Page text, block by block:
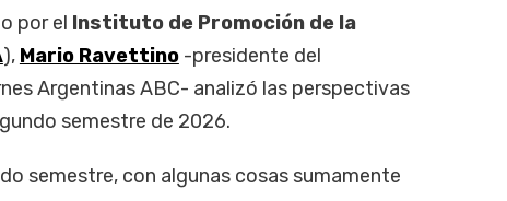
por el Instituto de Promoción de la
), Mario Ravettino-presidente del
Argentinas ABC- analizó las perspectivas
semestre de 2026.
semestre, con algunas cosas sumamente